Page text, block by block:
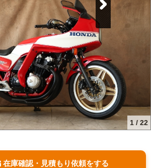
1 / 22
在庫確認・見積もり依頼をする